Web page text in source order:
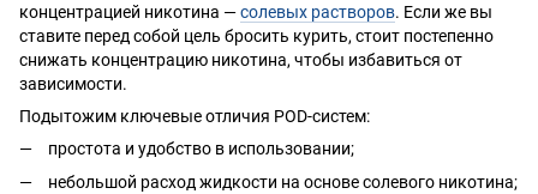
концентрацией никотина —солевых растворов. Если же вы
ставите перед собой цель бросить курить, стоит постепенно
снижать концентрацию никотина, чтобы избавиться от
зависимости.
Подытожим ключевые отличия POD-систем:
простота и удобство в использовании;
небольшой расход жидкости на основе солевого никотина;